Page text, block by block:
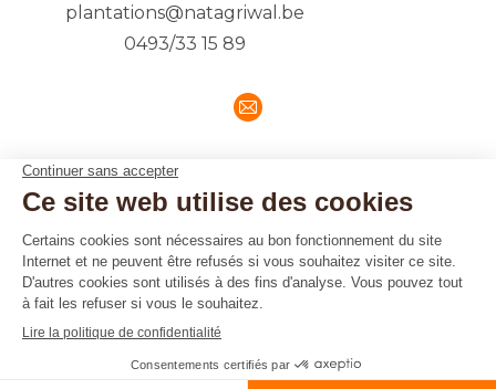
plantations@natagriwal.be
0493/33 15 89
E-